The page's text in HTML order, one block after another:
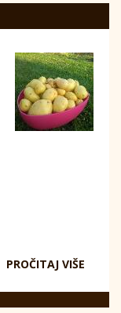
PROČITAJ VIŠE